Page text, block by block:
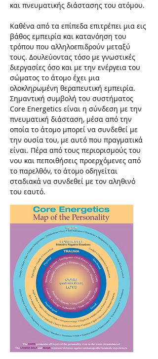
και πνευματικής διάστασης του ατόμου.
Καθένα από τα επίπεδα επιτρέπει μια εις
βάθος εμπειρία και κατανόηση του
τρόπου που αλληλοεπιδρούν μεταξύ
τους. Δουλεύοντας τόσο με γνωστικές
διεργασίες όσο και με την ενέργεια του
σώματος το άτομο έχει μια
ολοκληρωμένη θεραπευτική εμπειρία.
Σημαντική συμβολή του συστήματος
Core Energetics είναι η σύνδεση με την
πνευματική διάσταση, μέσα από την
οποία το άτομο μπορεί να συνδεθεί με
την ουσία του, με αυτό που πραγματικά
είναι. Πέρα από τους περιορισμούς του
νου και πεποιθήσεις προερχόμενες από
το παρελθόν, το άτομο οδηγείται
σταδιακά να συνδεθεί με τον αληθινό
του εαυτό.